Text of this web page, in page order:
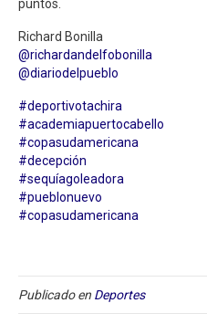
puntos.
Richard Bonilla
@richardandelfobonilla
@diariodelpueblo
#deportivotachira
#academiapuertocabello
#copasudamericana
#decepción
#sequíagoleadora
#pueblonuevo
#copasudamericana
Publicado en Deportes